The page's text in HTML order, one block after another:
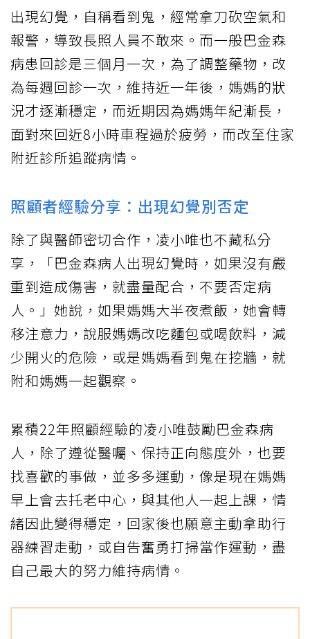
出現幻覺，自稱看到鬼，經常拿刀砍空氣和
報警，導致長照人員不敢來。而一般巴金森
病患回診是三個月一次，為了調整藥物，改
為每週回診一次，維持近一年後，媽媽的狀
況才逐漸穩定，而近期因為媽媽年紀漸長，
面對來回近8小時車程過於疲勞，而改至住家
附近診所追蹤病情。
照顧者經驗分享：出現幻覺別否定
除了與醫師密切合作，凌小唯也不藏私分
享，「巴金森病人出現幻覺時，如果沒有嚴
重到造成傷害，就盡量配合，不要否定病
人。」她說，如果媽媽大半夜煮飯，她會轉
移注意力，說服媽媽改吃麵包或喝飲料，減
少開火的危險，或是媽媽看到鬼在挖牆，就
附和媽媽一起觀察。
累積22年照顧經驗的凌小唯鼓勵巴金森病
人，除了遵從醫囑、保持正向態度外，也要
找喜歡的事做，並多多運動，像是現在媽媽
早上會去托老中心，與其他人一起上課，情
緒因此變得穩定，回家後也願意主動拿助行
器練習走動，或自告奮勇打掃當作運動，盡
自己最大的努力維持病情。